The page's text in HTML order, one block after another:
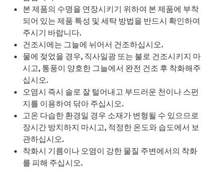
본 제품의 수명을 연장시키기 위하여 본 제품에 부착
되어 있는 제품 특성 및 세탁 방법을 반드시 확인하여
주시기 바랍니다.
건조시에는 그늘에 뉘어서 건조하십시오.
물에 젖었을 경우, 직사일광 또는 불로 건조시키지 마
시고, 통풍이 양호한 그늘에서 완전 건조 후 착화해주
십시오.
오염시 즉시 솔로 잘 털어내고 부드러운 천이나 스펀
지를 이용하여 닦아 주십시오.
고온 다습한 환경일 경우 소재가 변형될 수 있으므로
장시간 방치하지 마시고, 적정한 온도와 습도에서 보
관하십시오.
착화시 기름이나 오염이 강한 물질 주변에서의 착화
를 피해 주십시오.